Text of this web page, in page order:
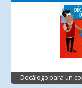
Decálogo para un